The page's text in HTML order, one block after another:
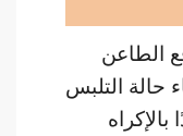
الطاعن
حالة التلبس